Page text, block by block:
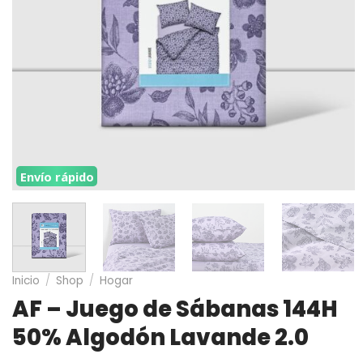
Envío rápido
Inicio / Shop / Hogar
AF – Juego de Sábanas 144H
50% Algodón Lavande 2.0